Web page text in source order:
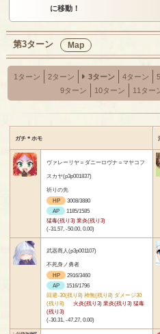
に移動！
第3ターン Map
1ターン 2ターン 3ターン 4ターン
9ターン
10ターン 11ター
ガチ＊ホモ
ヴァレーリヤ＝ダニーロヴナ＝マヤコフ
スカヤ(p3p001837)
祈りの先
HP
3008/3880
AP
1185/1585
猛毒(残り3) 業炎(残り3)
(-31.57, -50.00, 0.00)
武器商人(p3p001107)
不死身ノ勇者
HP
2916/3460
AP
1516/1796
回避-30(残り8) 神無(残り8) ダメージ30
(残り8)
火炎(残り3) 業炎(残り3) 猛毒
(残り3)
(-30.31, -47.27, 0.00)